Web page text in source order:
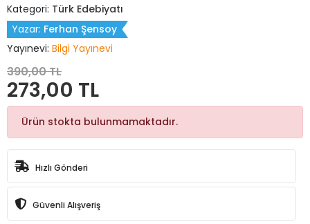
Kategori: Türk Edebiyatı
Yazar: Ferhan Şensoy
Yayınevi: Bilgi Yayınevi
390,00 TL
273,00 TL
Ürün stokta bulunmamaktadır.
Hızlı Gönderi
Güvenli Alışveriş